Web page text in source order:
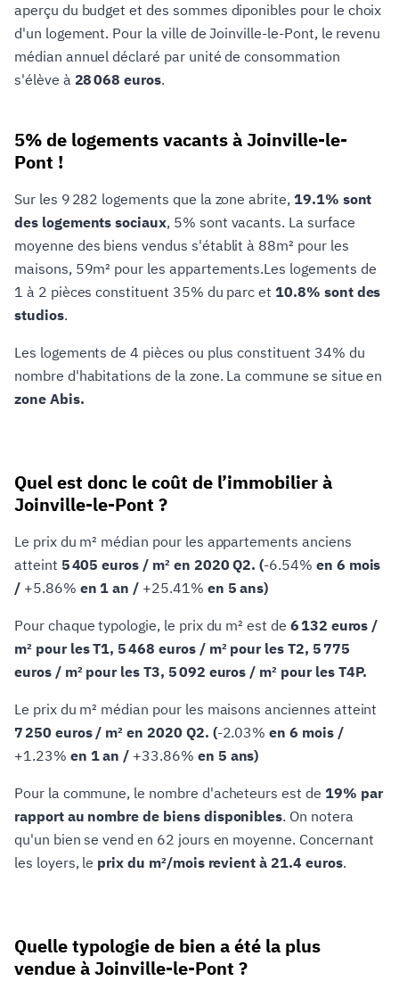
aperçu du budget et des sommes diponibles pour le choix
d'un logement. Pour la ville de Joinville-le-Pont, le revenu
médian annuel déclaré par unité de consommation
s'élève à 28 068 euros.
5% de logements vacants à Joinville-le-
Pont !
Sur les 9 282 logements que la zone abrite, 19.1% sont
des logements sociaux, 5% sont vacants. La surface
moyenne des biens vendus s'établit à 88m² pour les
maisons, 59m² pour les appartements.Les logements de
1 à 2 pièces constituent 35% du parc et10.8% sont des
studios.
Les logements de 4 pièces ou plus constituent 34% du
nombre d'habitations de la zone. La commune se situe en
zone Abis.
Quel est donc le coût de l’immobilier à
Joinville-le-Pont ?
Le prix du m² médian pour les appartements anciens
atteint 5 405 euros / m² en 2020 Q2. (-6.54% en 6 mois
/ +5.86% en 1 an / +25.41% en 5 ans)
Pour chaque typologie, le prix du m² est de 6 132 euros /
m² pour les T1, 5 468 euros / m² pour les T2, 5 775
euros / m² pour les T3, 5 092 euros / m² pour les T4P.
Le prix du m² médian pour les maisons anciennes atteint
7 250 euros / m² en 2020 Q2. (-2.03% en 6 mois /
+1.23% en 1 an / +33.86% en 5 ans)
Pour la commune, le nombre d'acheteurs est de 19% par
rapport au nombre de biens disponibles. On notera
qu'un bien se vend en 62 jours en moyenne. Concernant
les loyers, le prix du m²/mois revient à 21.4 euros.
Quelle typologie de bien a été la plus
vendue à Joinville-le-Pont ?